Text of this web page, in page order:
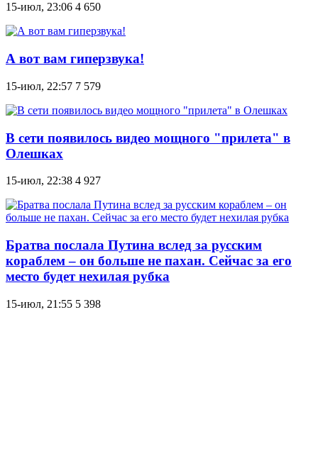
15-июл, 23:06 4 650
А вот вам гиперзвука!
15-июл, 22:57 7 579
В сети появилось видео мощного "прилета" в
Олешках
15-июл, 22:38 4 927
Братва послала Путина вслед за русским
кораблем – он больше не пахан. Сейчас за его
место будет нехилая рубка
15-июл, 21:55 5 398